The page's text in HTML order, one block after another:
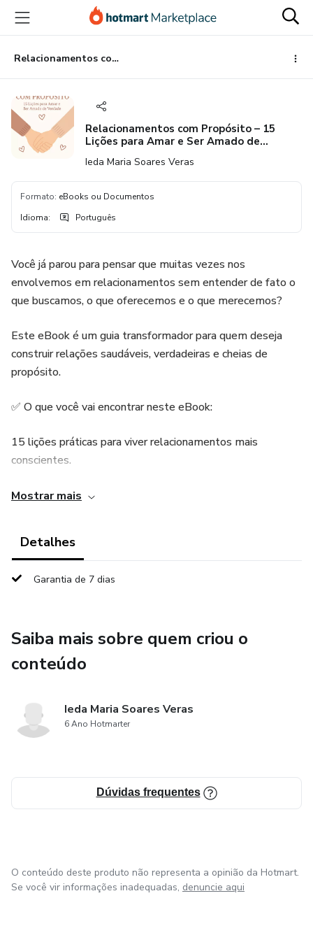
para
conteúdo
principal
para
pagamento
para
rodapé
Relacionamentos com Propósito – 15 Lições para Amar e Ser Amado de Verdade
Relacionamentos com Propósito – 15
Lições para Amar e Ser Amado de
Ieda Maria Soares Veras
Formato: eBooks ou Documentos
Idioma: Português
Você já parou para pensar que muitas vezes nos
envolvemos em relacionamentos sem entender de fato o
que buscamos, o que oferecemos e o que merecemos?
Este eBook é um guia transformador para quem deseja
construir relações saudáveis, verdadeiras e cheias de
propósito.
✅ O que você vai encontrar neste eBook:
15 lições práticas para viver relacionamentos mais
conscientes.
Reflexões sobre amor-próprio, comunicação e maturidade
Dicas para identificar padrões tóxicos e substituí-los por
Exercícios e insights para colocar em prática no seu dia a
dia.
🌟 Para quem é este eBook?
Para quem deseja amar e ser amado de verdade.
Para solteiros que querem se preparar para um
relacionamento saudável.
Para pessoas que buscam autoconhecimento e propósito
Mostrar mais
Detalhes
Garantia de 7 dias
Saiba mais sobre quem criou o
conteúdo
Ieda Maria Soares Veras
6 Ano Hotmarter
Dúvidas frequentes
O conteúdo deste produto não representa a opinião da Hotmart.
Se você vir informações inadequadas, denuncie aqui